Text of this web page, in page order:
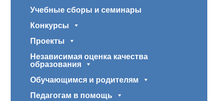
Учебные сборы и семинары
Конкурсы
Проекты
Независимая оценка качества
образования
Обучающимся и родителям
Педагогам в помощь